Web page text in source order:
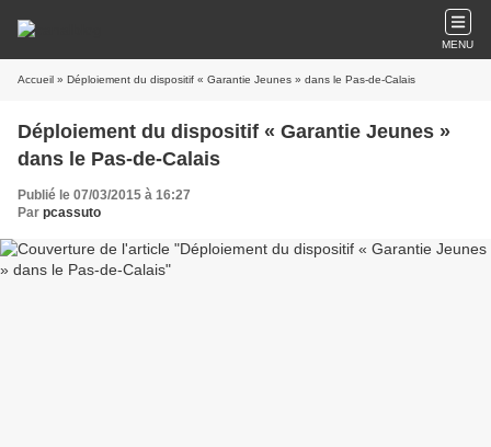
MENU
Accueil » Déploiement du dispositif « Garantie Jeunes » dans le Pas-de-Calais
Déploiement du dispositif « Garantie Jeunes »
dans le Pas-de-Calais
Publié le 07/03/2015 à 16:27
Par pcassuto